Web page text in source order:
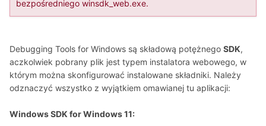
bezpośredniego winsdk_web.exe.
Debugging Tools for Windows są składową potężnego SDK,
aczkolwiek pobrany plik jest typem instalatora webowego, w
którym można skonfigurować instalowane składniki. Należy
odznaczyć wszystko z wyjątkiem omawianej tu aplikacji:
Windows SDK for Windows 11: